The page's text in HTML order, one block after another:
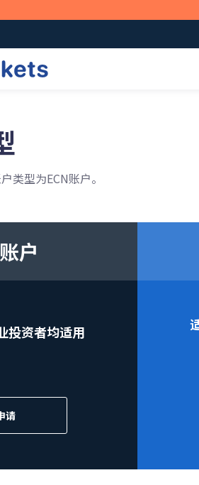
谷歌商店 安卓 APK
金融市场。
类型为ECN账户。
户
投资者均适用
请